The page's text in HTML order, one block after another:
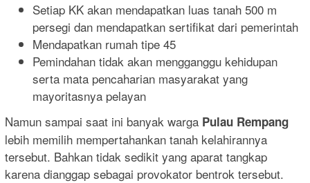
Setiap KK akan mendapatkan luas tanah 500 m
persegi dan mendapatkan sertifikat dari pemerintah
Mendapatkan rumah tipe 45
Pemindahan tidak akan mengganggu kehidupan
serta mata pencaharian masyarakat yang
mayoritasnya pelayan
Namun sampai saat ini banyak warga Pulau Rempang
lebih memilih mempertahankan tanah kelahirannya
tersebut. Bahkan tidak sedikit yang aparat tangkap
karena dianggap sebagai provokator bentrok tersebut.